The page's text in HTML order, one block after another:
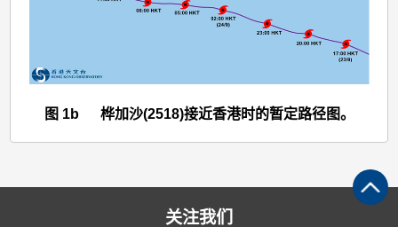
(2518)
1b
图 1b 桦加沙(2518)接近香港时的暂定路径图。
关注我们